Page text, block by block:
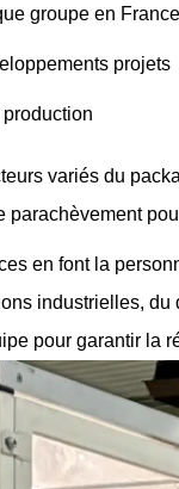
groupe en
projets
production
variés du
parachèvement
en font la
industrielles, du
pour garantir la